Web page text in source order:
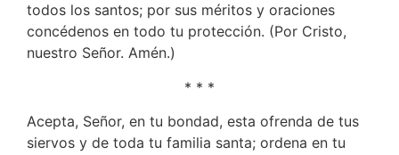
todos los santos; por sus méritos y oraciones
concédenos en todo tu protección. (Por Cristo,
nuestro Señor. Amén.)
* * *
Acepta, Señor, en tu bondad, esta ofrenda de tus
siervos y de toda tu familia santa; ordena en tu